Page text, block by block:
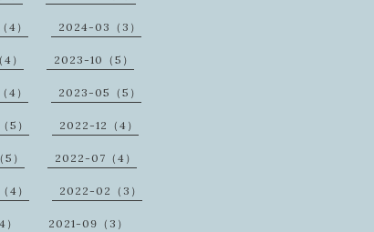
4） 2024-03（3）
） 2023-10（5）
4） 2023-05（5）
5） 2022-12（4）
） 2022-07（4）
4） 2022-02（3）
2021-09（3）